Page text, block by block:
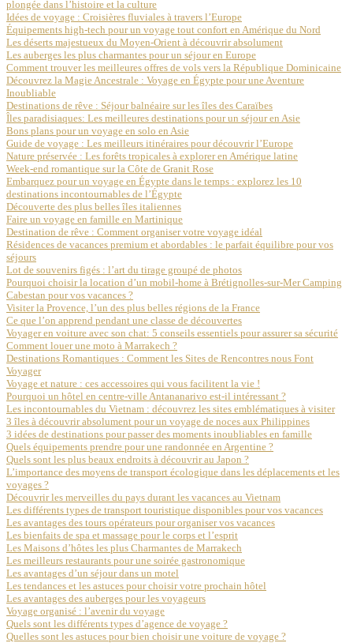
plongée dans l’histoire et la culture
Idées de voyage : Croisières fluviales à travers l’Europe
Équipements high-tech pour un voyage tout confort en Amérique du Nord
Les déserts majestueux du Moyen-Orient à découvrir absolument
Les auberges les plus charmantes pour un séjour en Europe
Comment trouver les meilleures offres de vols vers la République Dominicaine
Découvrez la Magie Ancestrale : Voyage en Égypte pour une Aventure
Inoubliable
Destinations de rêve : Séjour balnéaire sur les îles des Caraïbes
Îles paradisiaques: Les meilleures destinations pour un séjour en Asie
Bons plans pour un voyage en solo en Asie
Guide de voyage : Les meilleurs itinéraires pour découvrir l’Europe
Nature préservée : Les forêts tropicales à explorer en Amérique latine
Week-end romantique sur la Côte de Granit Rose
Embarquez pour un voyage en Égypte dans le temps : explorez les 10
destinations incontournables de l’Égypte
Découverte des plus belles îles italiennes
Faire un voyage en famille en Martinique
Destination de rêve : Comment organiser votre voyage idéal
Résidences de vacances premium et abordables : le parfait équilibre pour vos
séjours
Lot de souvenirs figés : l’art du tirage groupé de photos
Pourquoi choisir la location d’un mobil-home à Brétignolles-sur-Mer Camping
Cabestan pour vos vacances ?
Visiter la Provence, l’un des plus belles régions de la France
Ce que l’on apprend pendant une classe de découvertes
Voyager en voiture avec son chat: 5 conseils essentiels pour assurer sa sécurité
Comment louer une moto à Marrakech ?
Destinations Romantiques : Comment les Sites de Rencontres nous Font
Voyager
Voyage et nature : ces accessoires qui vous facilitent la vie !
Pourquoi un hôtel en centre-ville Antananarivo est-il intéressant ?
Les incontournables du Vietnam : découvrez les sites emblématiques à visiter
3 îles à découvrir absolument pour un voyage de noces aux Philippines
3 idées de destinations pour passer des moments inoubliables en famille
Quels équipements prendre pour une randonnée en Argentine ?
Quels sont les plus beaux endroits à découvrir au Japon ?
L’importance des moyens de transport écologique dans les déplacements et les
voyages ?
Découvrir les merveilles du pays durant les vacances au Vietnam
Les différents types de transport touristique disponibles pour vos vacances
Les avantages des tours opérateurs pour organiser vos vacances
Les bienfaits de spa et massage pour le corps et l’esprit
Les Maisons d’hôtes les plus Charmantes de Marrakech
Les meilleurs restaurants pour une soirée gastronomique
Les avantages d’un séjour dans un motel
Les tendances et les astuces pour choisir votre prochain hôtel
Les avantages des auberges pour les voyageurs
Voyage organisé : l’avenir du voyage
Quels sont les différents types d’agence de voyage ?
Quelles sont les astuces pour bien choisir une voiture de voyage ?